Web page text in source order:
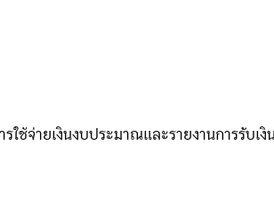
ใช้จ่ายเงินงบประมาณและรายงานการรับ